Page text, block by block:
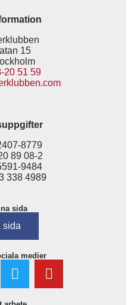
15
20 51 59
8779
89 08-2
9484
338 4989
sida
sida
medier